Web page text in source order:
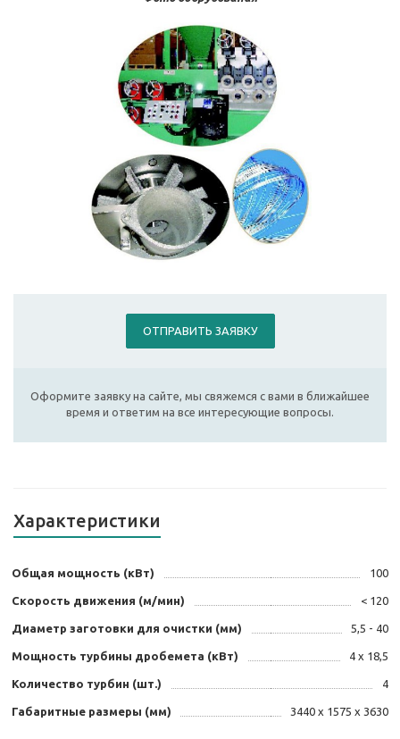
ОТПРАВИТЬ ЗАЯВКУ
Оформите заявку на сайте, мы свяжемся с вами в ближайшее
время и ответим на все интересующие вопросы.
Характеристики
Общая мощность (кВт) 100
Скорость движения (м/мин) < 120
Диаметр заготовки для очистки (мм) 5,5 - 40
Мощность турбины дробемета (кВт) 4 х 18,5
Количество турбин (шт.) 4
Габаритные размеры (мм) 3440 х 1575 х 3630